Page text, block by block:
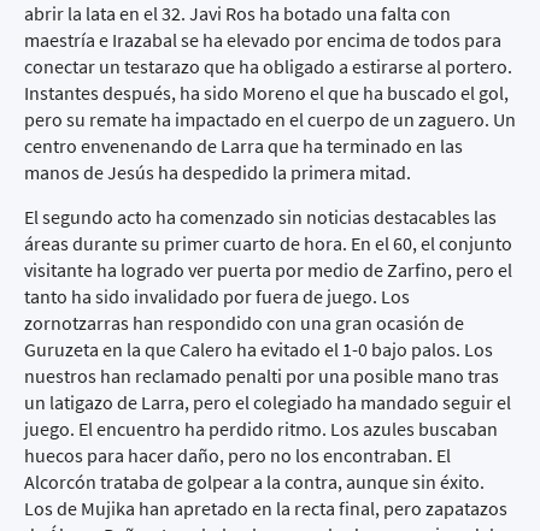
abrir la lata en el 32. Javi Ros ha botado una falta con
maestría e Irazabal se ha elevado por encima de todos para
conectar un testarazo que ha obligado a estirarse al portero.
Instantes después, ha sido Moreno el que ha buscado el gol,
pero su remate ha impactado en el cuerpo de un zaguero. Un
centro envenenando de Larra que ha terminado en las
manos de Jesús ha despedido la primera mitad.
El segundo acto ha comenzado sin noticias destacables las
áreas durante su primer cuarto de hora. En el 60, el conjunto
visitante ha logrado ver puerta por medio de Zarfino, pero el
tanto ha sido invalidado por fuera de juego. Los
zornotzarras han respondido con una gran ocasión de
Guruzeta en la que Calero ha evitado el 1-0 bajo palos. Los
nuestros han reclamado penalti por una posible mano tras
un latigazo de Larra, pero el colegiado ha mandado seguir el
juego. El encuentro ha perdido ritmo. Los azules buscaban
huecos para hacer daño, pero no los encontraban. El
Alcorcón trataba de golpear a la contra, aunque sin éxito.
Los de Mujika han apretado en la recta final, pero zapatazos